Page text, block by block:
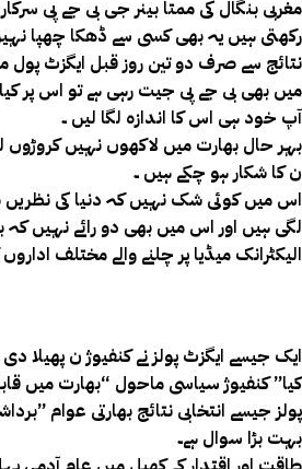
مغربی بنگال کی ممتا بینر جی بی جے پی
رکھتی ہیں یہ بھی کسی سے ڈھکا چھپا نہیں
نتائج سے صرف دو تین روز قبل ایگزٹ پول
میں بھی بی جے پی جیت رہی ہے تو اس پر کیا
آپ خود ہی اس کا اندازہ لگا لیں ۔
بہر حال بھارت میں لاکھوں نہیں کروڑوں
ن کا شکار ہو چکے ہیں ۔
اس میں کوئی شک نہیں کہ دنیا کی نظریں
لگی ہیں اور اس میں بھی دو رائے نہیں کہ
الیکٹرانک میڈیا پر چلنے والے مختلف اداروں
ایک جیسے ایگزٹ پولز نے کنفیوژ ن پھیلا دی
کیا” کنفیوژ سیاسی ماحول “بھارت میں
پولز جیسے انتخابی نتائج بھارتی عوام
بہت بڑا سوال ہے۔